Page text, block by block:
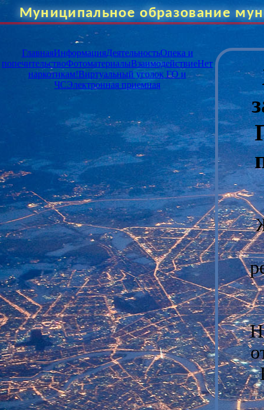
Муниципальное образование
ГлавнаяИнформацияДеятельностьОпека и
попечительствоФотоматериалыВзаимодействиеНет
наркотикам!Виртуальный уголок ГО и
ЧСЭлектронная приемная